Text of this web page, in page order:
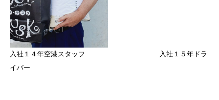
入社１４年空港スタッフ 入社１５年ドラ
イバー